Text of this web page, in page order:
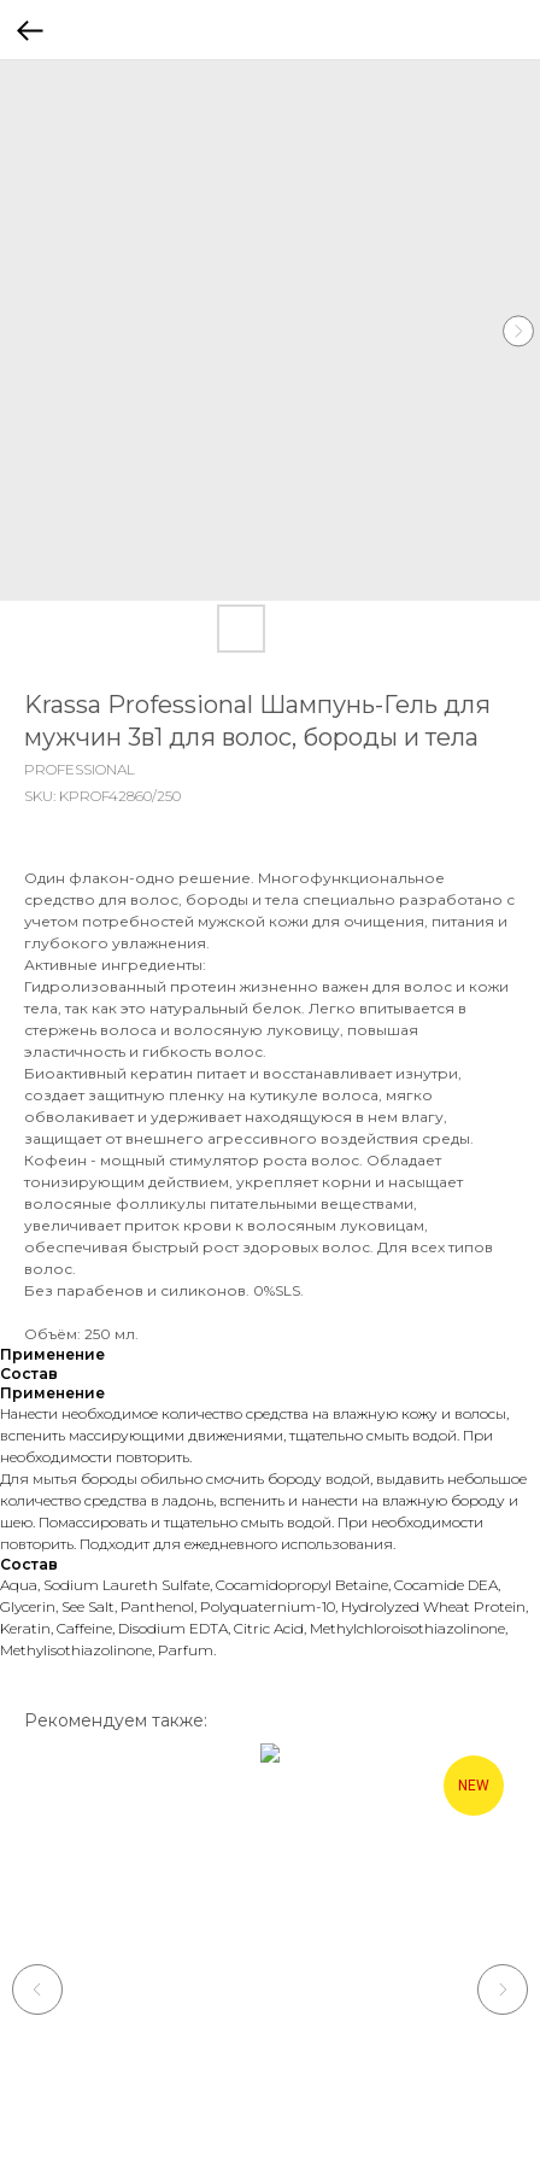
Krassa Professional Шампунь-Гель для
мужчин 3в1 для волос, бороды и тела
PROFESSIONAL
SKU: KPROF42860/250
Один флакон-одно решение. Многофункциональное
средство для волос, бороды и тела специально разработано с
учетом потребностей мужской кожи для очищения, питания и
глубокого увлажнения.
Активные ингредиенты:
Гидролизованный протеин жизненно важен для волос и кожи
тела, так как это натуральный белок. Легко впитывается в
стержень волоса и волосяную луковицу, повышая
эластичность и гибкость волос.
Биоактивный кератин питает и восстанавливает изнутри,
создает защитную пленку на кутикуле волоса, мягко
обволакивает и удерживает находящуюся в нем влагу,
защищает от внешнего агрессивного воздействия среды.
Кофеин - мощный стимулятор роста волос. Обладает
тонизирующим действием, укрепляет корни и насыщает
волосяные фолликулы питательными веществами,
увеличивает приток крови к волосяным луковицам,
обеспечивая быстрый рост здоровых волос. Для всех типов
волос.
Без парабенов и силиконов. 0%SLS.
Объём: 250 мл.
Применение
Состав
Применение
Нанести необходимое количество средства на влажную кожу и волосы,
вспенить массирующими движениями, тщательно смыть водой. При
необходимости повторить.
Для мытья бороды обильно смочить бороду водой, выдавить небольшое
количество средства в ладонь, вспенить и нанести на влажную бороду и
шею. Помассировать и тщательно смыть водой. При необходимости
повторить. Подходит для ежедневного использования.
Состав
Aqua, Sodium Laureth Sulfate, Cocamidopropyl Betaine, Cocamide DEA,
Glycerin, See Salt, Panthenol, Polyquaternium-10, Hydrolyzed Wheat Protein,
Keratin, Caffeine, Disodium EDTA, Citric Acid, Methylchloroisothiazolinone,
Methylisothiazolinone, Parfum.
Рекомендуем также:
NEW